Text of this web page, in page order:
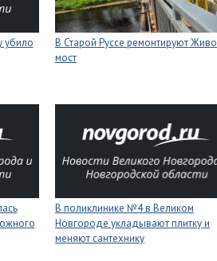
убило
В Старой Руссе ремонтируют
мост
В поликлинике №4 в Великом
Новгороде укладывают плитку и
меняют сантехнику